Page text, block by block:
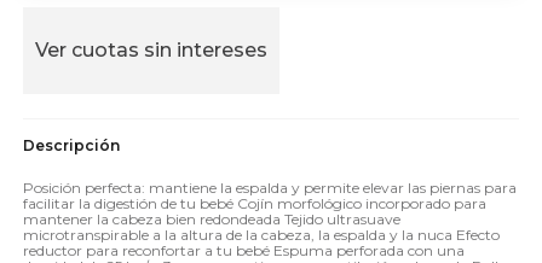
Ver cuotas sin intereses
Posición perfecta: mantiene la espalda y permite elevar las piernas para
facilitar la digestión de tu bebé Cojín morfológico incorporado para
mantener la cabeza bien redondeada Tejido ultrasuave
microtranspirable a la altura de la cabeza, la espalda y la nuca Efecto
reductor para reconfortar a tu bebé Espuma perforada con una